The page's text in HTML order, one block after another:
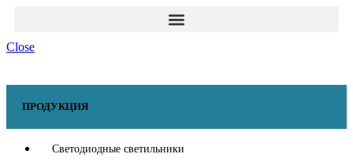
Close
ПРОДУКЦИЯ
Светодиодные светильники